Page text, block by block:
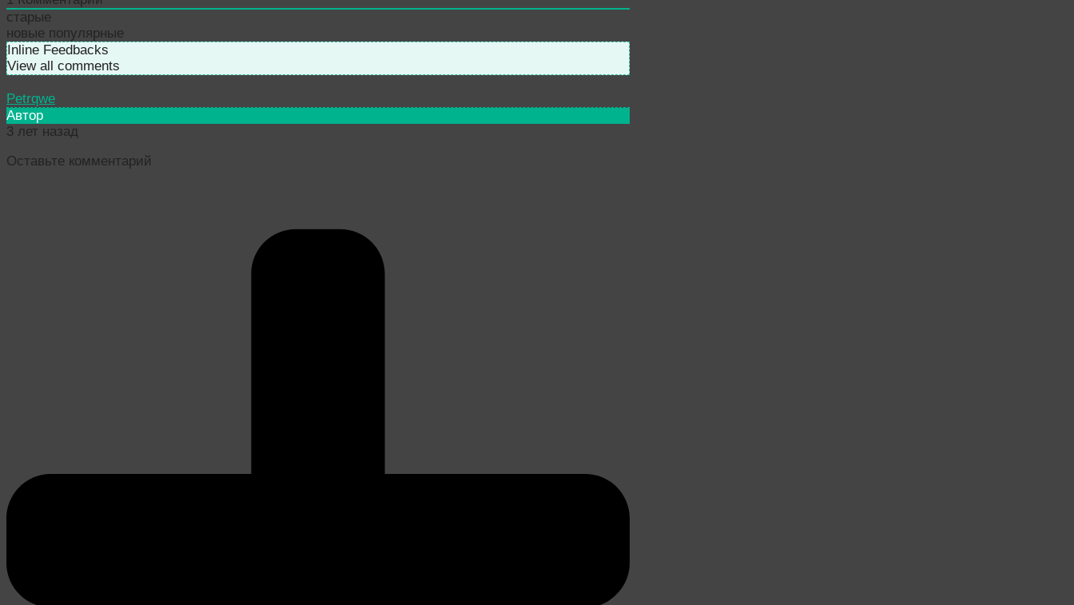
старые
новые популярные
Inline Feedbacks
View all comments
Petrqwe
Автор
3 лет назад
Оставьте комментарий